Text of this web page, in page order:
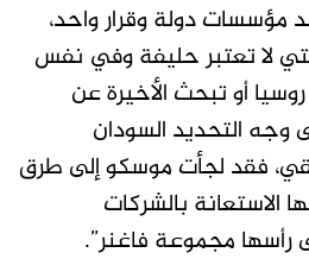
مؤسسات دولة وقرار واحد،
لا تعتبر حليفة وفي نفس
أو تبحث الأخيرة عن
التحديد السودان
فقد لجأت موسكو إلى طرق
الاستعانة بالشركات
رأسها مجموعة فاغنر”.